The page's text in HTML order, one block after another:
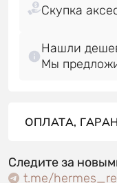
Нашли
Мы
ОПЛАТА,
Следите за
t.me/